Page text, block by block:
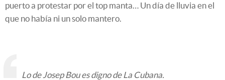
puerto a protestar por el top manta… Un día de lluvia en el
que no había ni un solo mantero.
Lo de Josep Bou es digno de La Cubana.